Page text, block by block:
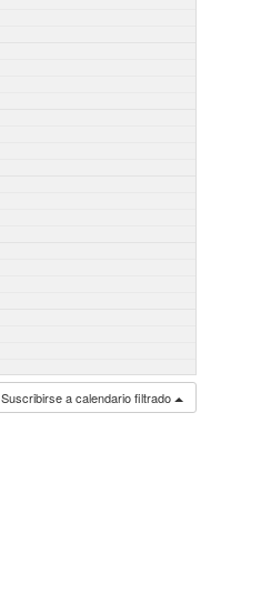
Suscribirse a calendario filtrado